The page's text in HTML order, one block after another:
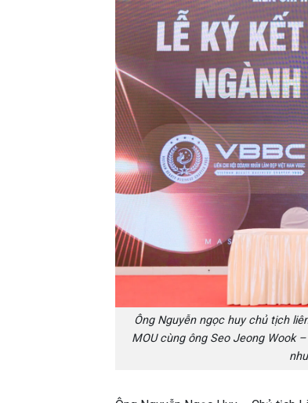
Ông Nguyễn ngọc huy chủ tịch
MOU cùng ông Seo Jeong Wook